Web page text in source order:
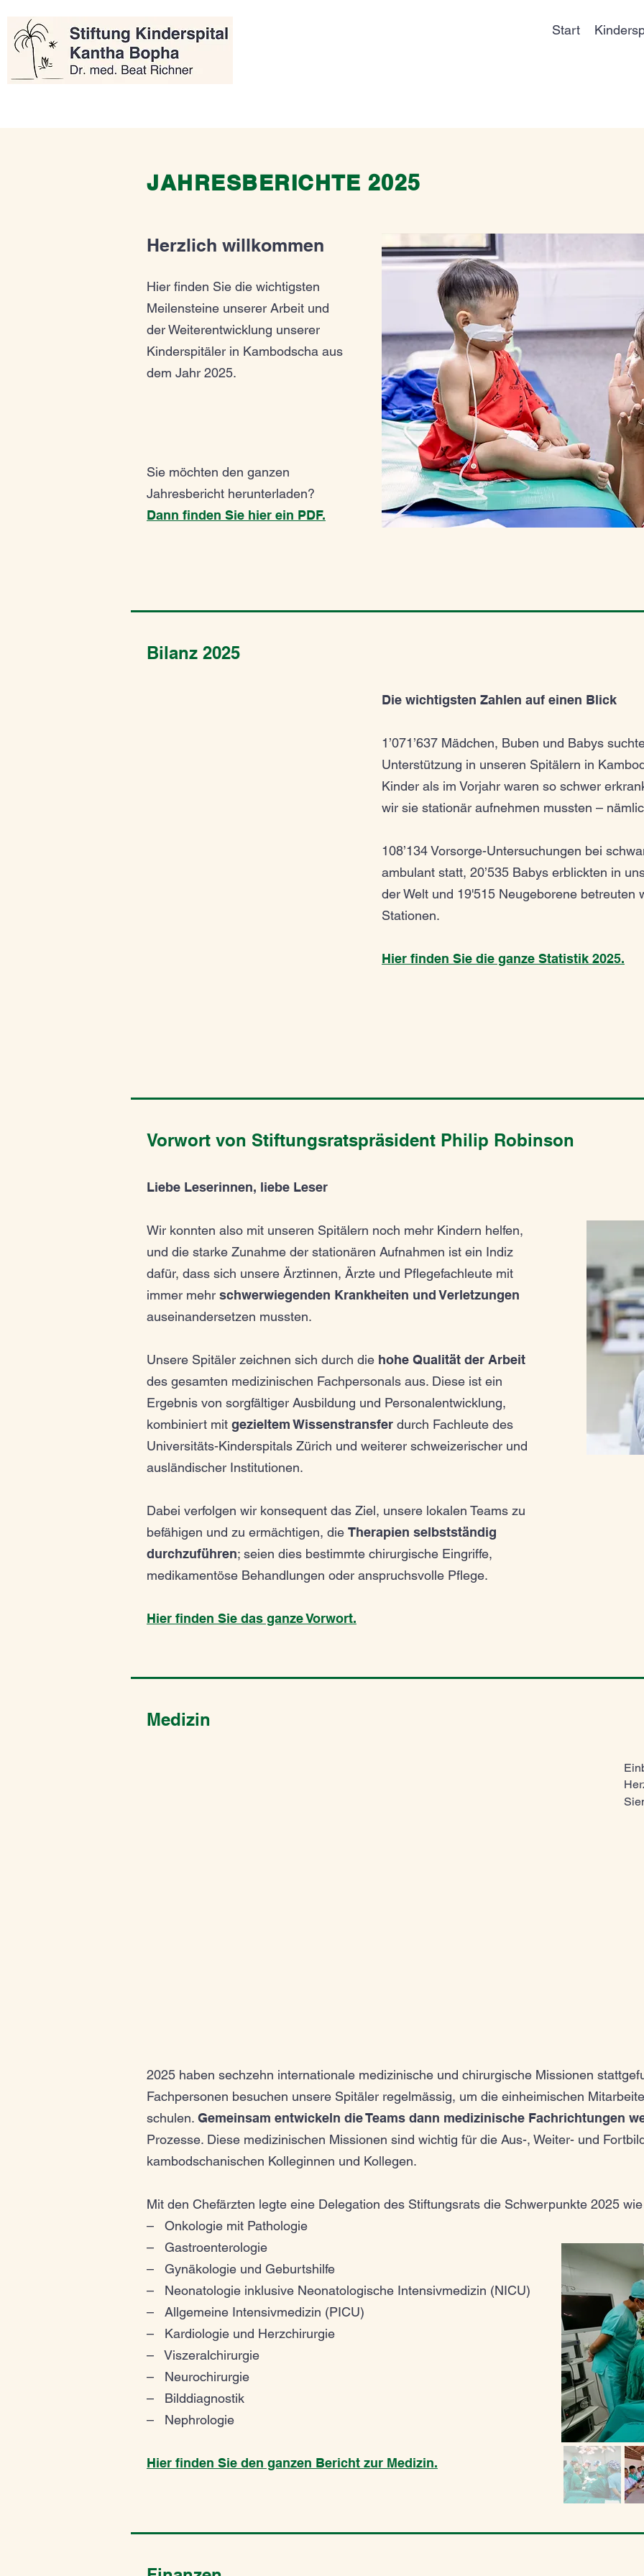
Start
JAHRESBERICHTE 2025
Herzlich willkommen
Hier finden Sie die wichtigsten
Meilensteine unserer Arbeit und
der Weiterentwicklung unserer
Kinderspitäler in Kambodscha aus
dem Jahr 2025.
Sie möchten den ganzen
Jahresbericht herunterladen?
Dann finden Sie hier ein PDF.
Bilanz 2025
Die wichtigsten Zahlen auf einen Blick
1’071’637 Mädchen, Buben und Babys
Unterstützung in unseren Spitälern in
Kinder als im Vorjahr waren so schwer
wir sie stationär aufnehmen mussten –
108’134 Vorsorge-Untersuchungen bei
ambulant statt, 20’535 Babys erblickten in
der Welt und 19'515 Neugeborene betreuten
Stationen.
Hier finden Sie die ganze Statistik 2025.
Vorwort von Stiftungsratspräsident Philip Robinson
Liebe Leserinnen, liebe Leser
Wir konnten also mit unseren Spitälern noch mehr Kindern helfen,
und die starke Zunahme der stationären Aufnahmen ist ein Indiz
dafür, dass sich unsere Ärztinnen, Ärzte und Pflegefachleute mit
immer mehr schwerwiegenden Krankheiten und Verletzungen
auseinandersetzen mussten.
Unsere Spitäler zeichnen sich durch die hohe Qualität der Arbeit
des gesamten medizinischen Fachpersonals aus. Diese ist ein
Ergebnis von sorgfältiger Ausbildung und Personalentwicklung,
kombiniert mit gezieltem Wissenstransfer durch Fachleute des
Universitäts-Kinderspitals Zürich und weiterer schweizerischer und
ausländischer Institutionen.
Dabei verfolgen wir konsequent das Ziel, unsere lokalen Teams zu
befähigen und zu ermächtigen, die Therapien selbstständig
durchzuführen; seien dies bestimmte chirurgische Eingriffe,
medikamentöse Behandlungen oder anspruchsvolle Pflege.
Hier finden Sie das ganze Vorwort.
Medizin
2025 haben sechzehn internationale medizinische und chirurgische Missionen
Fachpersonen besuchen unsere Spitäler regelmässig, um die einheimischen
schulen. Gemeinsam entwickeln die Teams dann medizinische Fachrichtungen
Prozesse. Diese medizinischen Missionen sind wichtig für die Aus-, Weiter- und
kambodschanischen Kolleginnen und Kollegen.
Mit den Chefärzten legte eine Delegation des Stiftungsrats die Schwerpunkte 2025
– Onkologie mit Pathologie
– Gastroenterologie
– Gynäkologie und Geburtshilfe
– Neonatologie inklusive Neonatologische Intensivmedizin (NICU)
– Allgemeine Intensivmedizin (PICU)
– Kardiologie und Herzchirurgie
– Viszeralchirurgie
– Neurochirurgie
– Bilddiagnostik
– Nephrologie
Hier finden Sie den ganzen Bericht zur Medizin.